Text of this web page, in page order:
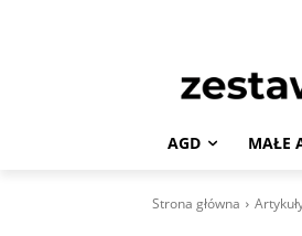
AGD MAŁE
Strona główna